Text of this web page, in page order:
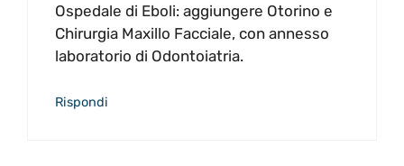
Ospedale di Eboli: aggiungere Otorino e
Chirurgia Maxillo Facciale, con annesso
laboratorio di Odontoiatria.
Rispondi